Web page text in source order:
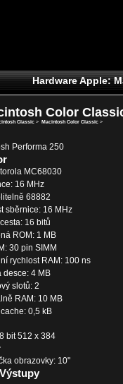
Hardware Apple:
Color
Classic> Macintosh Color Classic>
Performa 250
MC68030
16 MHz
68882
sběrnice: 16 MHz
16 bitů
ROM: 1 MB
30 pin SIMM
rychlost RAM: 100 ns
desce: 4 MB
slotů: 2
RAM: 10 MB
0,5 kB
bit 512 x 384
obrazovky: 10"